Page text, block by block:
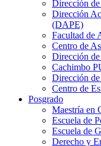
Dirección
Dirección
(DAPE)
Facultad de
Centro de
Dirección
Cachimbo
Dirección
Centro de
Posgrado
Maestría en
Escuela de
Escuela de
Derecho y